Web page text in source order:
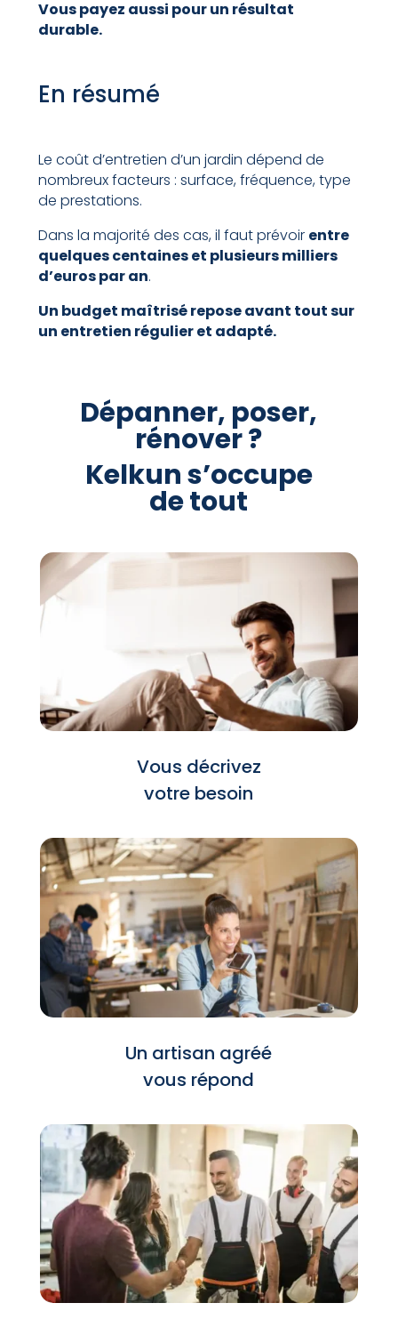
Vous payez aussi pour un résultat
durable.
En résumé
Le coût d’entretien d’un jardin dépend de
nombreux facteurs : surface, fréquence, type
de prestations.
Dans la majorité des cas, il faut prévoir entre
quelques centaines et plusieurs milliers
d’euros par an.
Un budget maîtrisé repose avant tout sur
un entretien régulier et adapté.
Dépanner, poser,
rénover ?
Kelkun s’occupe
de tout
Vous décrivez
votre besoin
Un artisan agréé
vous répond